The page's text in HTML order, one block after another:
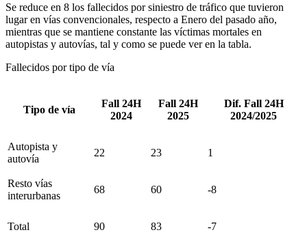
Se reduce en 8 los fallecidos por siniestro de tráfico que tuvieron
lugar en vías convencionales, respecto a Enero del pasado año,
mientras que se mantiene constante las víctimas mortales en
autopistas y autovías, tal y como se puede ver en la tabla.
Fallecidos por tipo de vía
Tipo de vía
Fall 24H
2024
Fall 24H
2025
Dif. Fall 24H
2024/2025
Autopista y
autovía
22 23 1
Resto vías
interurbanas
68 60 -8
Total 90 83 -7